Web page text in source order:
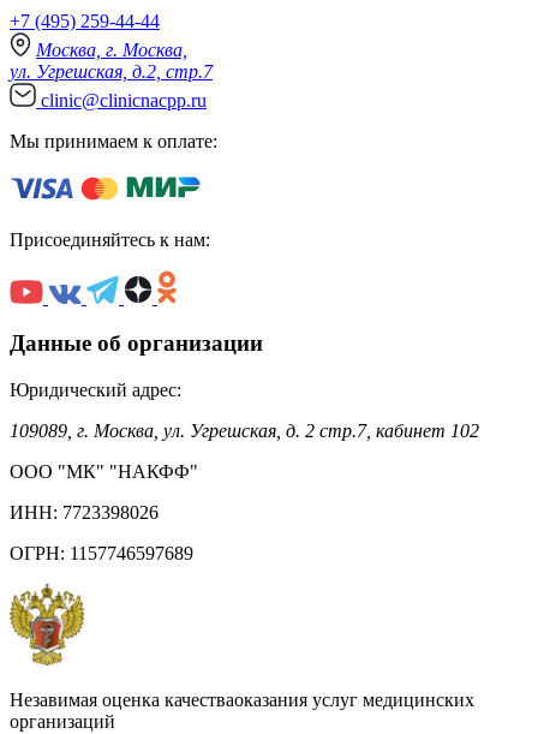
+7 (495) 259-44-44
Москва, г. Москва,
ул. Угрешская, д.2, стр.7
clinic@clinicnacpp.ru
Мы принимаем к оплате:
Присоединяйтесь к нам:
Данные об организации
Юридический адрес:
109089, г. Москва, ул. Угрешская, д. 2 стр.7, кабинет 102
ООО "МК" "НАКФФ"
ИНН: 7723398026
ОГРН: 1157746597689
Незавимая оценка качестваоказания услуг медицинских
организаций